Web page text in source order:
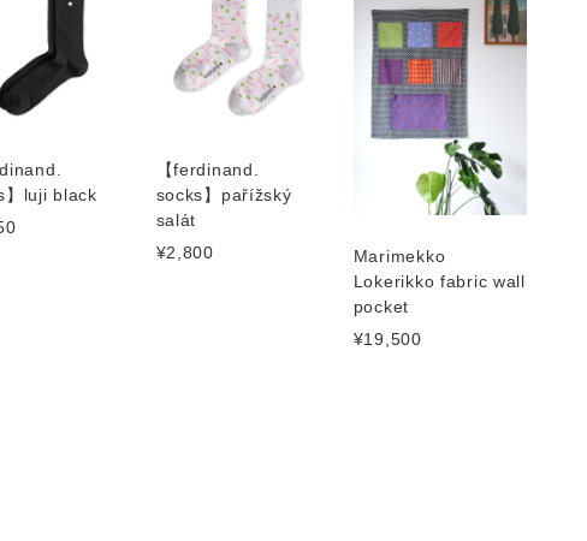
】luji black
【ferdinand.
socks】pařížský
salát
¥2,800
Marimekko
Lokerikko fabric wall
pocket
¥19,500